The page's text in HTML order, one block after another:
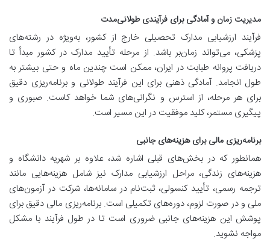
مدیریت زمان و آمادگی برای فرآیندی طولانی‌مدت
فرآیند ارزشیابی مدارک تحصیلی خارج از کشور، به‌ویژه در رشته‌های
پزشکی، می‌تواند زمان‌بر باشد. از مرحله تأیید مدارک در کشور مبدأ تا
دریافت پروانه طبابت در ایران، ممکن است چندین ماه و حتی بیشتر به
طول انجامد. آمادگی ذهنی برای این فرآیند طولانی و برنامه‌ریزی دقیق
برای هر مرحله، از استرس و نگرانی‌های شما خواهد کاست. صبوری و
پیگیری مستمر، کلید موفقیت در این مسیر است.
برنامه‌ریزی مالی برای هزینه‌های جانبی
همانطور که در بخش‌های قبلی اشاره شد، علاوه بر شهریه دانشگاه و
هزینه‌های زندگی، مراحل ارزشیابی مدارک نیز شامل هزینه‌هایی مانند
ترجمه رسمی، تأیید کنسولی، ثبت‌نام در سامانه‌ها، شرکت در آزمون‌های
ملی و در صورت لزوم، دوره‌های تکمیلی است. برنامه‌ریزی مالی دقیق برای
پوشش این هزینه‌های جانبی ضروری است تا در طول فرآیند با مشکل
مواجه نشوید.